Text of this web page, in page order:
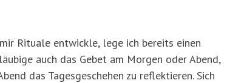
Rituale entwickle, lege ich bereits einen
auch das Gebet am Morgen oder Abend,
das Tagesgeschehen zu reflektieren. Sich